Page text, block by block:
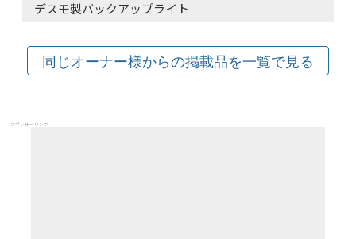
デスモ製バックアップライト
スポンサーリンク